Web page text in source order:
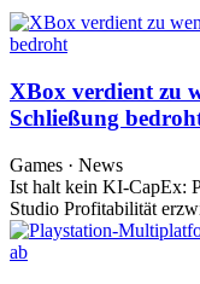
XBox verdient zu
Schließung
Games · News
Ist halt kein KI-CapEx:
Studio Profitabilität